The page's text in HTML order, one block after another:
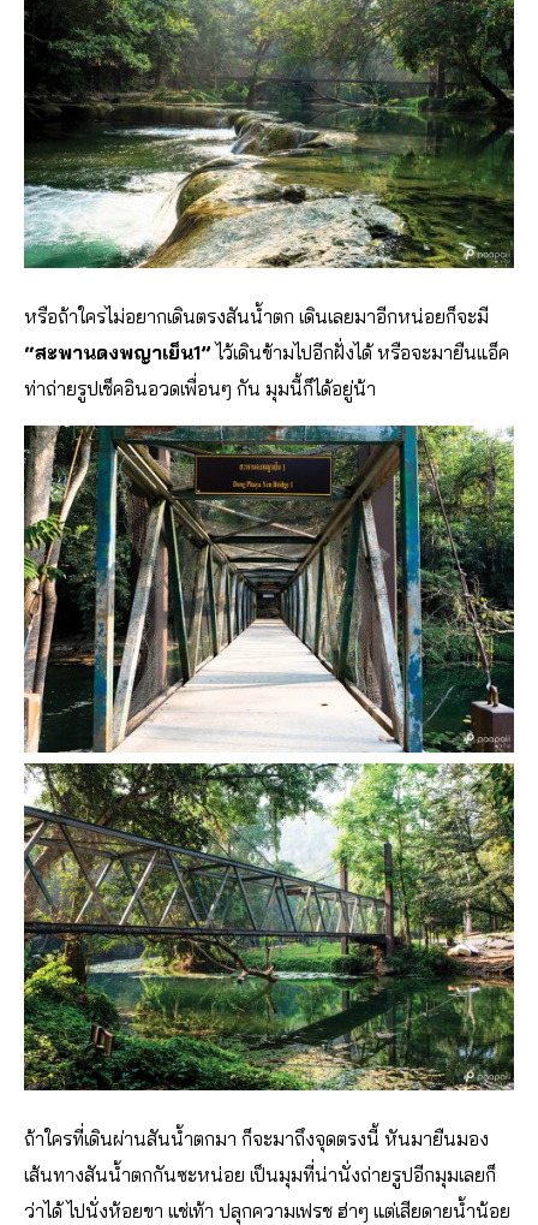
หรือถ้าใครไม่อยากเดินตรงสันน้ำตก เดินเลยมาอีกหน่อยก็จะมี
“สะพานดงพญาเย็น1” ไว้เดินข้ามไปอีกฝั่งได้ หรือจะมายืนแอ็ค
ท่าถ่ายรูปเช็คอินอวดเพื่อนๆ กัน มุมนี้ก็ได้อยู่น้า
ถ้าใครที่เดินผ่านสันน้ำตกมา ก็จะมาถึงจุดตรงนี้ หันมายืนมอง
เส้นทางสันน้ำตกกันซะหน่อย เป็นมุมที่น่านั่งถ่ายรูปอีกมุมเลยก็
ว่าได้ ไปนั่งห้อยขา แช่เท้า ปลุกความเฟรช ฮ่าๆ แต่เสียดายน้ำน้อย